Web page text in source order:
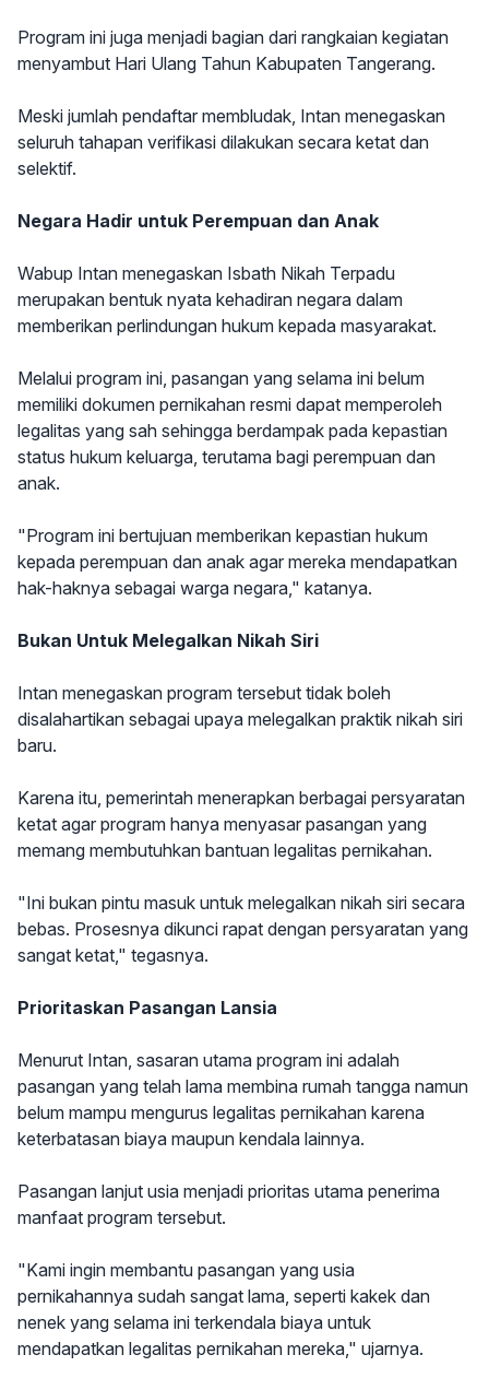
Program ini juga menjadi bagian dari rangkaian kegiatan
menyambut Hari Ulang Tahun Kabupaten Tangerang.
Meski jumlah pendaftar membludak, Intan menegaskan
seluruh tahapan verifikasi dilakukan secara ketat dan
selektif.
Negara Hadir untuk Perempuan dan Anak
Wabup Intan menegaskan Isbath Nikah Terpadu
merupakan bentuk nyata kehadiran negara dalam
memberikan perlindungan hukum kepada masyarakat.
Melalui program ini, pasangan yang selama ini belum
memiliki dokumen pernikahan resmi dapat memperoleh
legalitas yang sah sehingga berdampak pada kepastian
status hukum keluarga, terutama bagi perempuan dan
anak.
"Program ini bertujuan memberikan kepastian hukum
kepada perempuan dan anak agar mereka mendapatkan
hak-haknya sebagai warga negara," katanya.
Bukan Untuk Melegalkan Nikah Siri
Intan menegaskan program tersebut tidak boleh
disalahartikan sebagai upaya melegalkan praktik nikah siri
baru.
Karena itu, pemerintah menerapkan berbagai persyaratan
ketat agar program hanya menyasar pasangan yang
memang membutuhkan bantuan legalitas pernikahan.
"Ini bukan pintu masuk untuk melegalkan nikah siri secara
bebas. Prosesnya dikunci rapat dengan persyaratan yang
sangat ketat," tegasnya.
Prioritaskan Pasangan Lansia
Menurut Intan, sasaran utama program ini adalah
pasangan yang telah lama membina rumah tangga namun
belum mampu mengurus legalitas pernikahan karena
keterbatasan biaya maupun kendala lainnya.
Pasangan lanjut usia menjadi prioritas utama penerima
manfaat program tersebut.
"Kami ingin membantu pasangan yang usia
pernikahannya sudah sangat lama, seperti kakek dan
nenek yang selama ini terkendala biaya untuk
mendapatkan legalitas pernikahan mereka," ujarnya.